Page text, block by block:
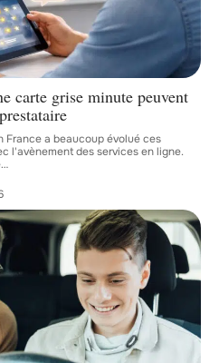
carte grise minute peuvent
France a beaucoup évolué ces
l'avènement des services en ligne.
…